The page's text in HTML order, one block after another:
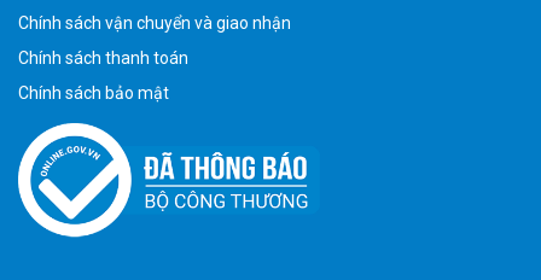
Chính sách vận chuyển và giao nhận
Chính sách thanh toán
Chính sách bảo mật